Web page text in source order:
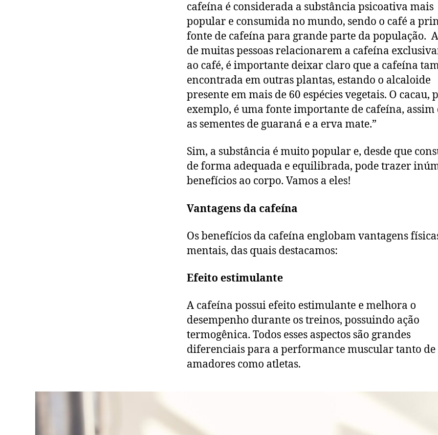
cafeína é considerada a substância psicoativa mais
popular e consumida no mundo, sendo o café a
fonte de cafeína para grande parte da população.
de muitas pessoas relacionarem a cafeína
ao café, é importante deixar claro que a cafeína
encontrada em outras plantas, estando o alcaloide
presente em mais de 60 espécies vegetais. O cacau,
exemplo, é uma fonte importante de cafeína, assim
as sementes de guaraná e a erva mate.”
Sim, a substância é muito popular e, desde que
de forma adequada e equilibrada, pode trazer
benefícios ao corpo. Vamos a eles!
Vantagens da cafeína
Os benefícios da cafeína englobam vantagens
mentais, das quais destacamos:
Efeito estimulante
A cafeína possui efeito estimulante e melhora o
desempenho durante os treinos, possuindo ação
termogênica. Todos esses aspectos são grandes
diferenciais para a performance muscular tanto de
amadores como atletas.